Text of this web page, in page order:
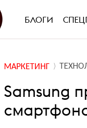
БЛОГИ
МАРКЕТИНГ
Samsung